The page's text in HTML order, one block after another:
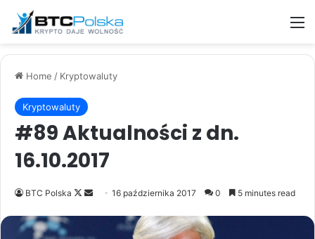
Home / Kryptowaluty
Kryptowaluty
#89 Aktualności z dn.
16.10.2017
BTC Polska
Follow
Send16 października 2017 0 5 minutes read